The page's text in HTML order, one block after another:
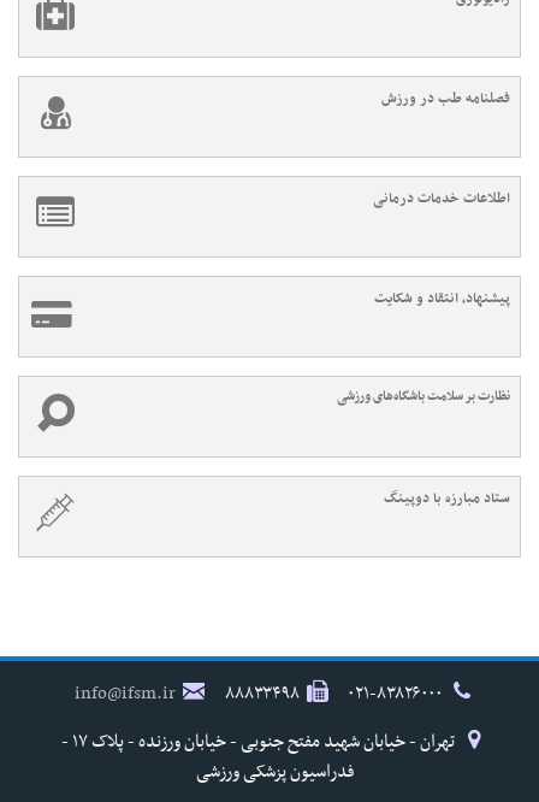
فصلنامه طب در ورزش
اطلاعات خدمات درمانی
پیشنهاد، انتقاد و شکایت
نظارت بر سلامت باشگاه‌های ورزشی
ستاد مبارزه با دوپینگ
۸۸۸۳۳۴۹۸
info@ifsm.ir
تهران - خیابان شهید مفتح جنوبی - خیابان ورزنده - پلاک ۱۷ -
فدراسیون پزشکی ورزشی